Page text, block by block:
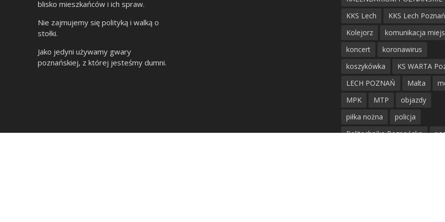
blisko mieszkańców i ich spraw.
Nie zajmujemy się polityką i walką o
stołki.
Jako jedyni używamy gwary
poznańskiej, z której jesteśmy dumni.
KKS Lech
KKS Lech Poznań
Kolejorz
komunikacja
koncert
koronawirus
koszykówka
KS WARTA
LECH POZNAŃ
Malta
MPK
MTP
objazdy
piłka nożna
policja
Politechnika Poznańska